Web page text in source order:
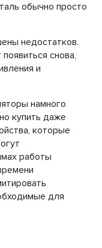
обычно просто
недостатков.
снова,
и
намного
купить даже
которые
работы
для